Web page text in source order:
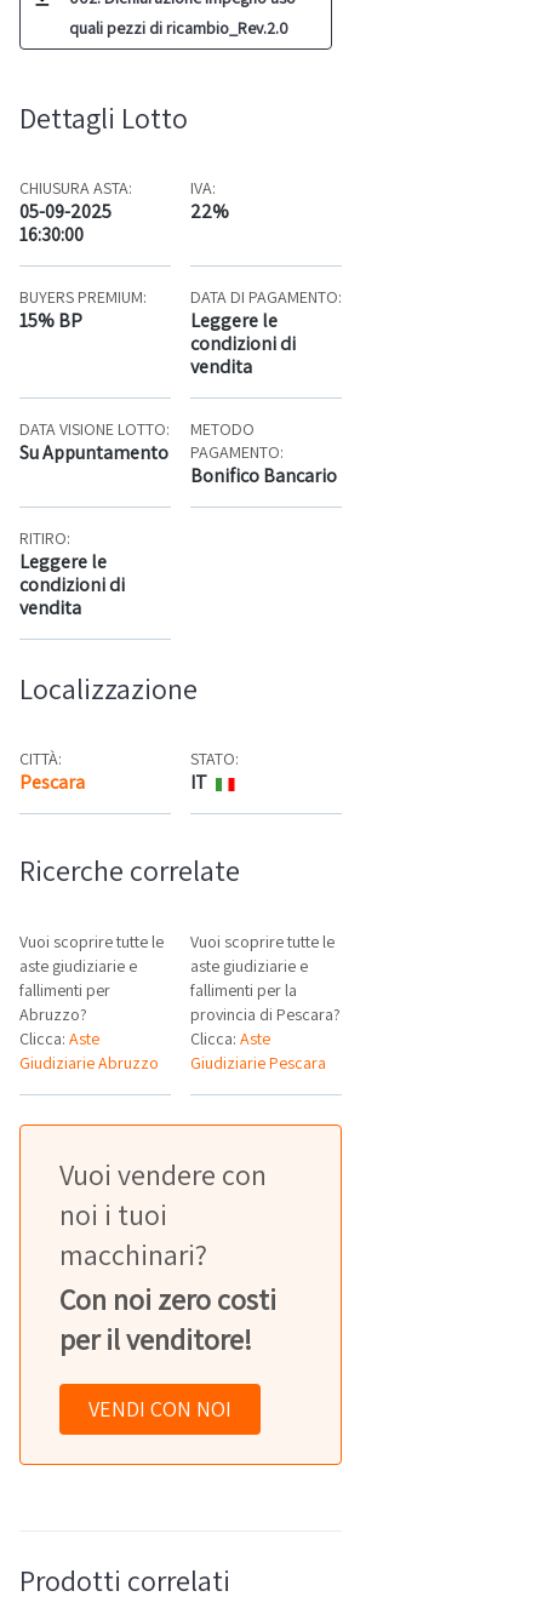
quali pezzi di ricambio_Rev.2.0
Dettagli Lotto
CHIUSURA ASTA:
05-09-2025
16:30:00
IVA:
22%
BUYERS PREMIUM:
15% BP
DATA DI PAGAMENTO:
Leggere le
condizioni di
vendita
DATA VISIONE LOTTO:
Su Appuntamento
METODO
PAGAMENTO:
Bonifico Bancario
RITIRO:
Leggere le
condizioni di
vendita
Localizzazione
CITTÀ:
Pescara Mappa
STATO:
IT
Ricerche correlate
Vuoi scoprire tutte le
aste giudiziarie e
fallimenti per
Abruzzo?
Clicca: Aste
Giudiziarie Abruzzo
Vuoi scoprire tutte le
aste giudiziarie e
fallimenti per la
provincia di Pescara?
Clicca:Aste
Giudiziarie Pescara
Vuoi vendere con
noi i tuoi
macchinari?
Con noi zero costi
per il venditore!
VENDI CON NOI
Prodotti correlati